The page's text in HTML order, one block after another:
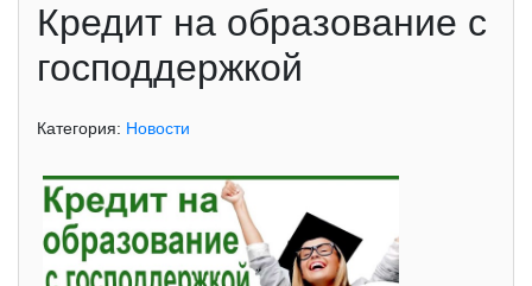
Кредит на образование с
господдержкой
Категория: Новости